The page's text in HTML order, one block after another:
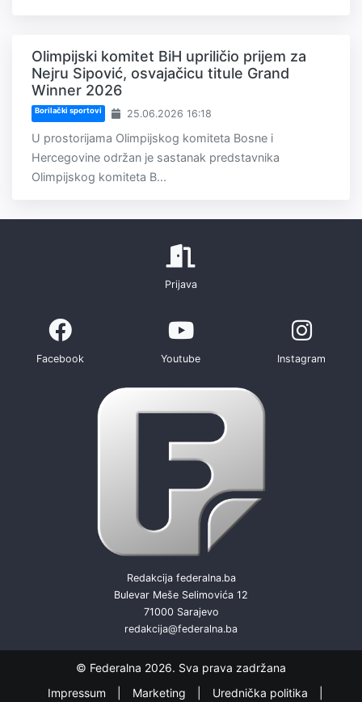
Olimpijski komitet BiH upriličio prijem za
Nejru Sipović, osvajačicu titule Grand
Winner 2026
Borilački sportovi 25.06.2026 16:18
U prostorijama Olimpijskog komiteta Bosne i
Hercegovine održan je sastanak predstavnika
Olimpijskog komiteta B...
Prijava
Facebook Youtube Instagram
Redakcija federalna.ba
Bulevar Meše Selimovića 12
71000 Sarajevo
redakcija@federalna.ba
© Federalna 2026. Sva prava zadržana
Impressum
Marketing Urednička politika